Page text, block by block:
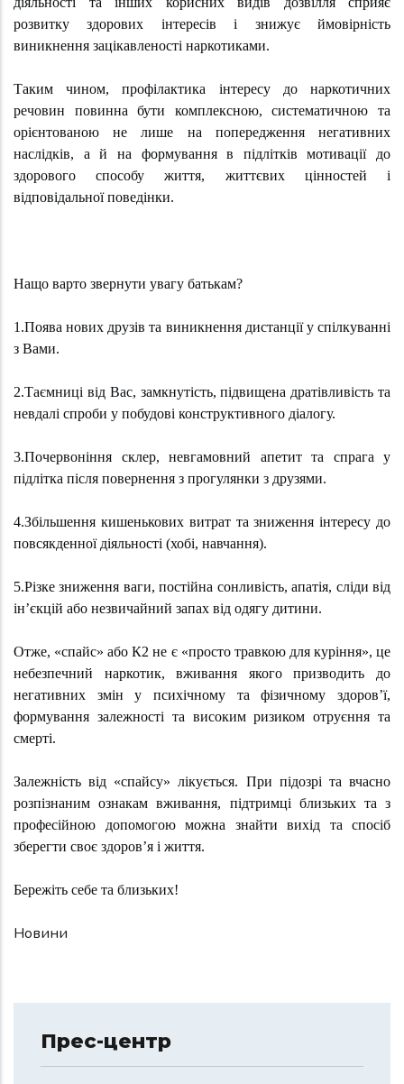
розвитку здорових інтересів і знижує ймовірність
виникнення зацікавленості наркотиками.
Таким чином, профілактика інтересу до наркотичних
речовин повинна бути комплексною, систематичною та
орієнтованою не лише на попередження негативних
наслідків, а й на формування в підлітків мотивації до
здорового способу життя, життєвих цінностей і
відповідальної поведінки.
Нащо варто звернути увагу батькам?
1.Поява нових друзів та виникнення дистанції у спілкуванні
з Вами.
2.Таємниці від Вас, замкнутість, підвищена дратівливість та
невдалі спроби у побудові конструктивного діалогу.
3.Почервоніння склер, невгамовний апетит та спрага у
підлітка після повернення з прогулянки з друзями.
4.Збільшення кишенькових витрат та зниження інтересу до
повсякденної діяльності (хобі, навчання).
5.Різке зниження ваги, постійна сонливість, апатія, сліди від
ін’єкцій або незвичайний запах від одягу дитини.
Отже, «спайс» або К2 не є «просто травкою для куріння», це
небезпечний наркотик, вживання якого призводить до
негативних змін у психічному та фізичному здоров’ї,
формування залежності та високим ризиком отруєння та
смерті.
Залежність від «спайсу» лікується. При підозрі та вчасно
розпізнаним ознакам вживання, підтримці близьких та з
професійною допомогою можна знайти вихід та спосіб
зберегти своє здоров’я і життя.
Бережіть себе та близьких!
Новини
Прес-центр